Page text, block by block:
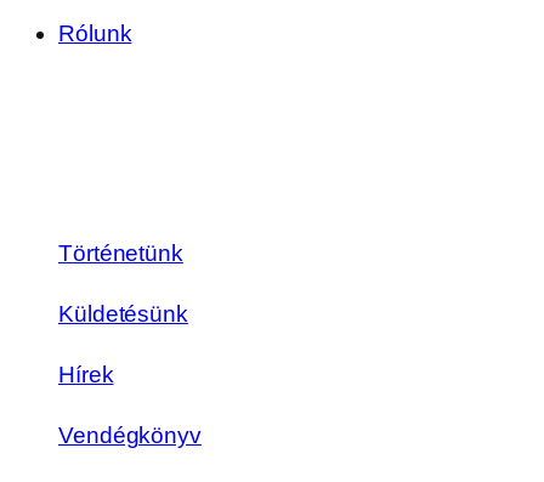
Rólunk
Történetünk
Küldetésünk
Hírek
Vendégkönyv